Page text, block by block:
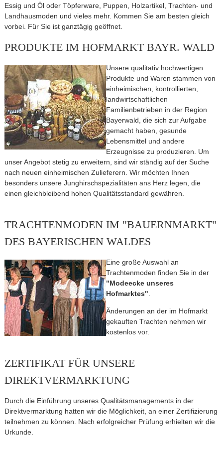
Essig und Öl oder Töpferware, Puppen, Holzartikel, Trachten- und
Landhausmoden und vieles mehr. Kommen Sie am besten gleich
vorbei. Für Sie ist ganztägig geöffnet.
PRODUKTE IM HOFMARKT BAYR. WALD
Unsere qualitativ hochwertigen
Produkte und Waren stammen von
einheimischen, kontrollierten,
landwirtschaftlichen
Familienbetrieben in der Region
Bayerwald, die sich zur Aufgabe
gemacht haben, gesunde
Lebensmittel und andere
Erzeugnisse zu produzieren. Um
unser Angebot stetig zu erweitern, sind wir ständig auf der Suche
nach neuen einheimischen Zulieferern. Wir möchten Ihnen
besonders unsere Junghirschspezialitäten ans Herz legen, die
einen gleichbleibend hohen Qualitätsstandard gewähren.
TRACHTENMODEN IM "BAUERNMARKT"
DES BAYERISCHEN WALDES
Eine große Auswahl an
Trachtenmoden finden Sie in der
"Modeecke unseres
Hofmarktes"
Änderungen an der im Hofmarkt
gekauften Trachten nehmen wir
kostenlos vor.
ZERTIFIKAT FÜR UNSERE
DIREKTVERMARKTUNG
Durch die Einführung unseres Qualitätsmanagements in der
Direktvermarktung hatten wir die Möglichkeit, an einer Zertifizierung
teilnehmen zu können. Nach erfolgreicher Prüfung erhielten wir die
Urkunde.